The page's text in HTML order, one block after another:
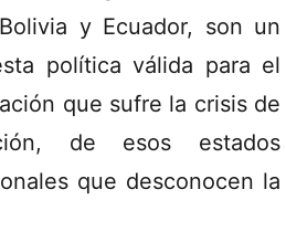
y Ecuador, son un
política válida para el
que sufre la crisis de
de esos estados
que desconocen la